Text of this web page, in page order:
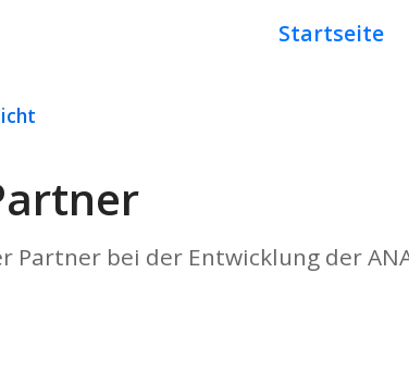
Startseite
Partner bei der Entwicklung der